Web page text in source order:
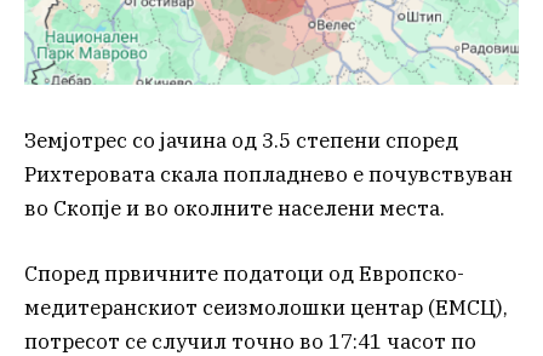
Земјотрес со јачина од 3.5 степени според
Рихтеровата скала попладнево е почувствуван
во Скопје и во околните населени места.
Според првичните податоци од Европско-
медитеранскиот сеизмолошки центар (ЕМСЦ),
потресот се случил точно во 17:41 часот по